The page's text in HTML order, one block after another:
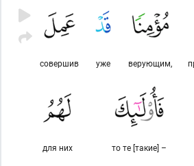
верующим,
уже
совершив
то те [такие] –
для них